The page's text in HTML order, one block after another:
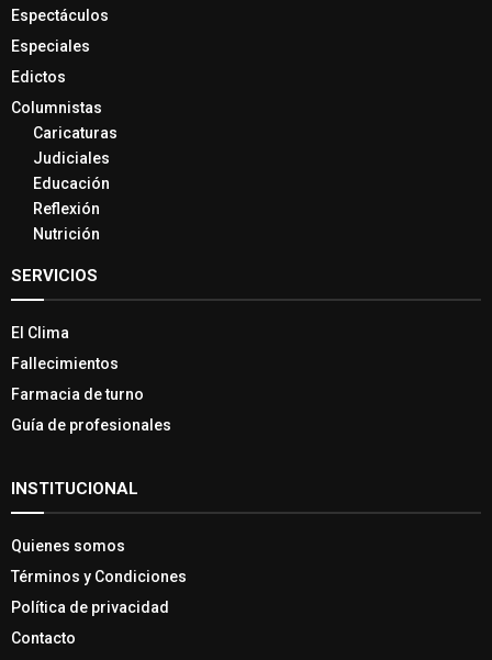
Espectáculos
Especiales
Edictos
Columnistas
Caricaturas
Judiciales
Educación
Reflexión
Nutrición
SERVICIOS
El Clima
Fallecimientos
Farmacia de turno
Guía de profesionales
INSTITUCIONAL
Quienes somos
Términos y Condiciones
Política de privacidad
Contacto